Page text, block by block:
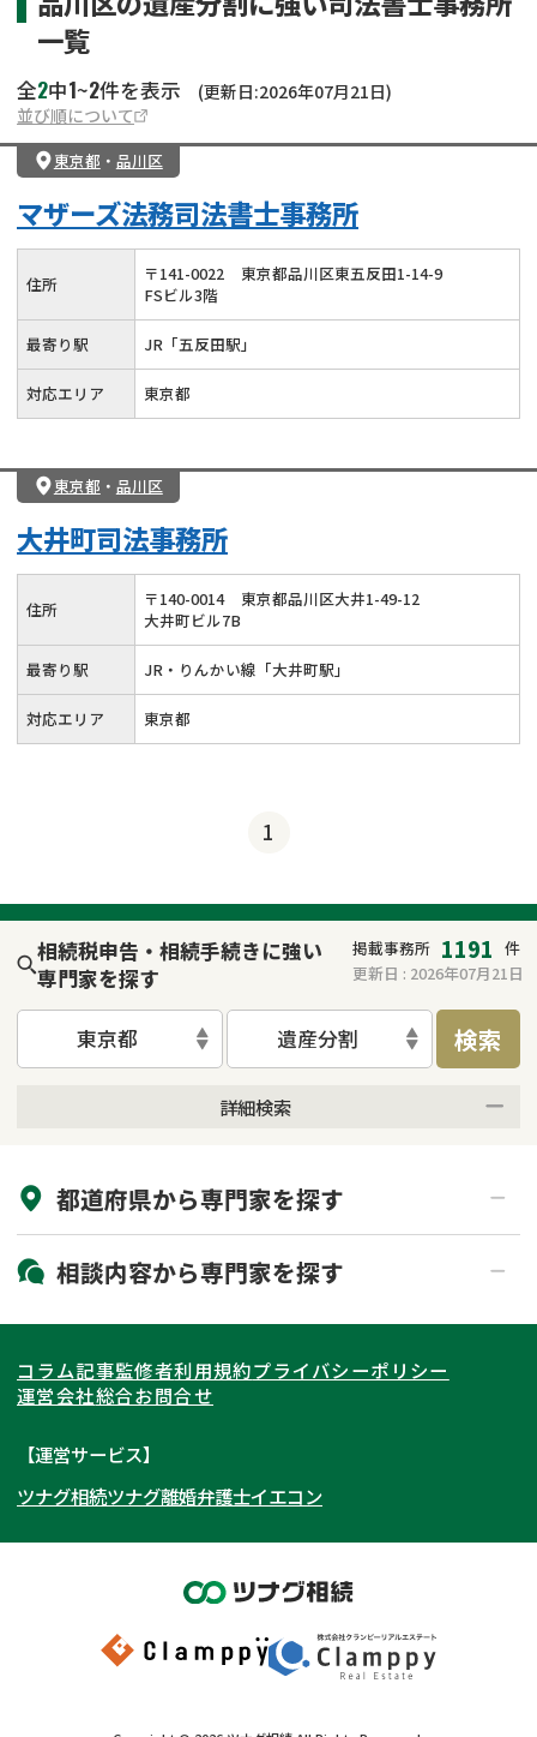
一覧
全2中1~2件を表示
(更新日:2026年07月21日)
並び順について
東京都 ・ 品川区
マザーズ法務司法書士事務所
住所 〒141-0022
東京都品川区東五反田1-14-9
FSビル3階
最寄り駅 JR「五反田駅」
対応エリア 東京都
東京都 ・ 品川区
大井町司法事務所
住所 〒140-0014
東京都品川区大井1-49-12
大井町ビル7B
最寄り駅 JR・りんかい線「大井町駅」
対応エリア 東京都
1
相続税申告・相続手続きに強い
専門家を探す
掲載事務所 1191 件
更新日 : 2026年07月21日
東京都 遺産分割 検索
詳細検索
初回相談無料
土日祝の相談可能
都道府県から専門家を探す
北海道・東北
北海道 青森県
岩手県 宮城県
秋田県
福島県
関東
東京都 神奈川県
埼玉県
茨城県 群馬県
東海
愛知県
岐阜県 山梨県
関西
大阪府 京都府
奈良県
和歌山県
北陸・甲信越
石川県
富山県
岡山県
九州・沖縄
相談内容から専門家を探す
相続登記
遺産分割
相続手続き
家族信託
成年後見・任意後見
相続財産調査
不動産評価(相続不動産)
相続トラブル
コラム記事監修者利用規約プライバシーポリシー
運営会社総合お問合せ
【運営サービス】
ツナグ相続ツナグ離婚弁護士イエコン